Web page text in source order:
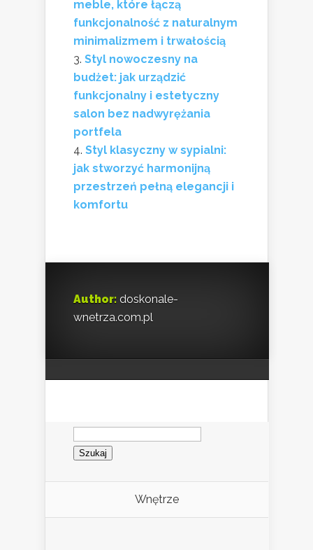
meble, które łączą
funkcjonalność z naturalnym
minimalizmem i trwałością
Styl nowoczesny na
budżet: jak urządzić
funkcjonalny i estetyczny
salon bez nadwyrężania
portfela
Styl klasyczny w sypialni:
jak stworzyć harmonijną
przestrzeń pełną elegancji i
komfortu
Author: doskonale-
wnetrza.com.pl
Szukaj:
Wnętrze